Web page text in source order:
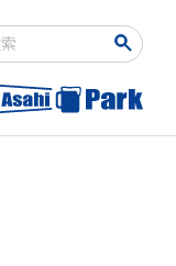
入力